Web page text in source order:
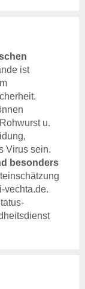
& Beihilfen
- Allgemein
-
- Tierarten
- Verfahren
- Höhe
- Antrag
ist
u.
Virus sein.
besonders
vechta.de.